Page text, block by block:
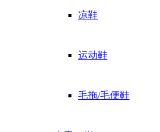
凉鞋
运动鞋
毛拖/毛便鞋